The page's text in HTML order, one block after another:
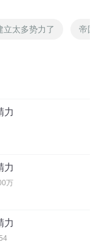
立太多势力了 帝国
力
力
万
力